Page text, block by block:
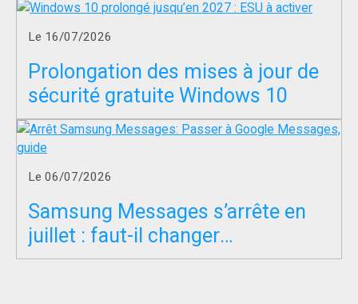
Le 16/07/2026
Prolongation des mises à jour de
sécurité gratuite Windows 10
Le 06/07/2026
Samsung Messages s’arrête en
juillet : faut-il changer
d’application SMS ?